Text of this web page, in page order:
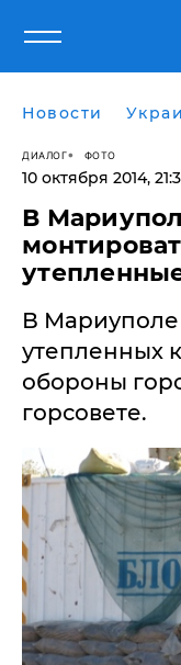
Новости
ДИАЛОГ ФОТО
10 октября 2014,
В
​В
утепленных
обороны
горсовете.